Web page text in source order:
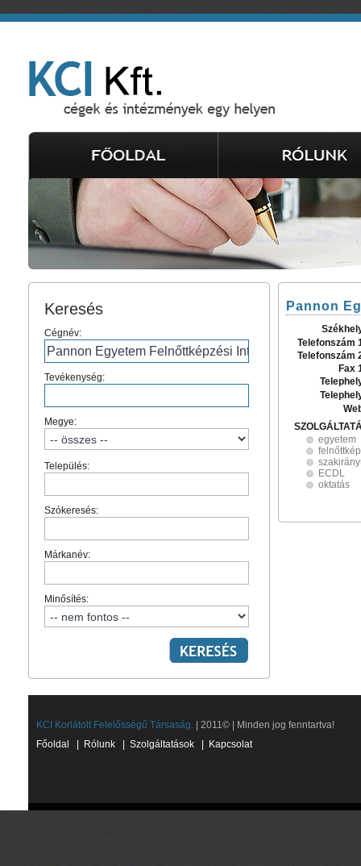
Keresés
Cégnév:
Tevékenység:
Megye:
Település:
Szókeresés:
Márkanév:
Minősítés:
Pannon
Telefonszám
Telefonszám
Fax
egyetem
ECDL
oktatás
KCI Korlátolt Felelősségű Társaság. | 2011© | Minden jog fenntartva!
Főoldal
Rólunk Szolgáltatások Kapcsolat